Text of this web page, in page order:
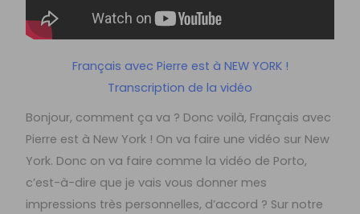
Français avec Pierre est à NEW YORK !
Transcription de la vidéo
Bonjour, comment ça va ? Donc voilà, Français avec
Pierre est à New York ! On va faire une vidéo sur New
York. Donc on va faire comme la vidéo de Porto,
c’est-à-dire que je vais vous donner mes
impressions très personnelles, d’accord ? Sur notre